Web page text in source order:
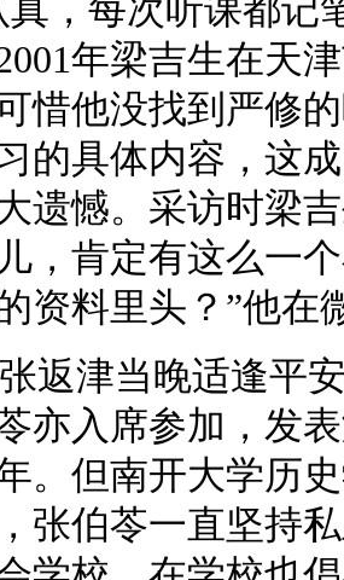
真，每次听课都
年梁吉生在天
惜他没找到严修
的具体内容，这
遗憾。采访时梁
，肯定有这么一
资料里头？”他在
返津当晚适逢平
亦入席参加，发
。但南开大学历
张伯苓一直坚持